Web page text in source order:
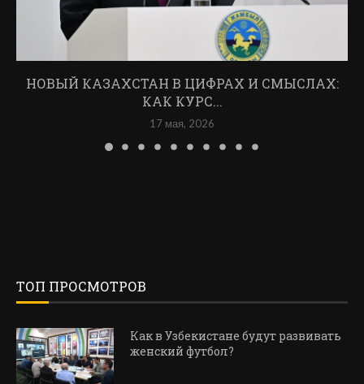
НОВЫЙ КАЗАХСТАН В ЦИФРАХ И СМЫСЛАХ:
КАК КУРС...
17 мая, 2026
ТОП ПРОСМОТРОВ
Как в Узбекистане будут развивать
женский футбол?